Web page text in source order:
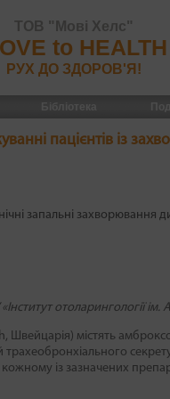
ТОВ "Мові Хелс"
to HEALTH
РУХ ДО ЗДОРОВ'Я!
пацієнтів із
запальні захворювання
отоларингології
містять
із зазначених